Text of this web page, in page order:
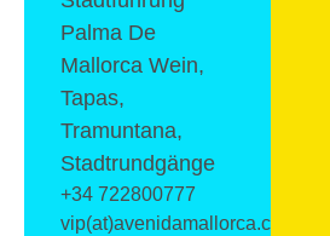
Palma De
Mallorca Wein,
Tapas,
Tramuntana,
Stadtrundgänge
+34 722800777
vip(at)avenidamallorca.com